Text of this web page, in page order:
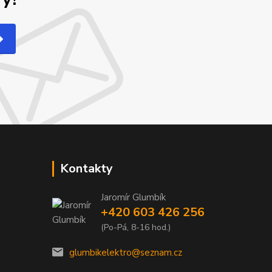
Kontakty
Jaromír Glumbík
+420 603 426 256
(Po-Pá, 8-16 hod.)
glumbikelektro@seznam.cz